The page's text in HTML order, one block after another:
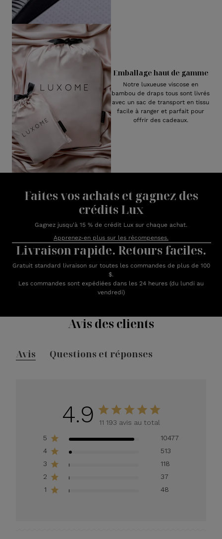
Emballage haut de gamme
Notre luxueuse viscose en
bambou de draps tous sont livrés
avec un sac de transport en tissu
facile à ranger et parfait pour
offrir des cadeaux.
Faites vos achats et gagnez des
crédits Lux
Gagnez jusqu'à 15 % de crédit Lux sur chaque achat.
Apprenez-en plus sur les récompenses.
Livraison rapide. Retours faciles.
Gratuit standard livraison sur toutes les commandes de plus de 100
$.
Les commandes sont expédiées dans les 24 heures (du lundi au
vendredi)
Avis des clients
Avis Questions et réponses
4.9
11 193 avis au total
5
10477
4
513
3
118
2
37
1
48